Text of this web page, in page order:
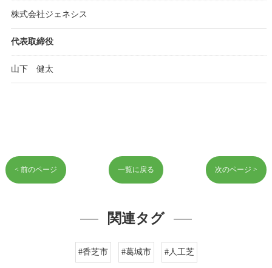
株式会社ジェネシス
代表取締役
山下 健太
< 前のページ 一覧に戻る 次のページ >
関連タグ
#香芝市 #葛城市 #人工芝